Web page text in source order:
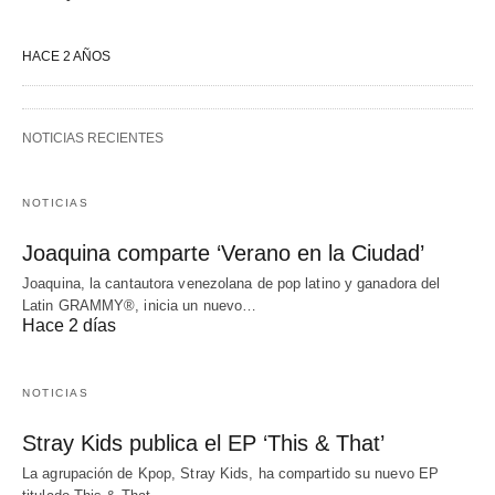
HACE 2 AÑOS
NOTICIAS RECIENTES
NOTICIAS
Joaquina comparte ‘Verano en la Ciudad’
Joaquina, la cantautora venezolana de pop latino y ganadora del
Latin GRAMMY®, inicia un nuevo…
Hace 2 días
NOTICIAS
Stray Kids publica el EP ‘This & That’
La agrupación de Kpop, Stray Kids, ha compartido su nuevo EP